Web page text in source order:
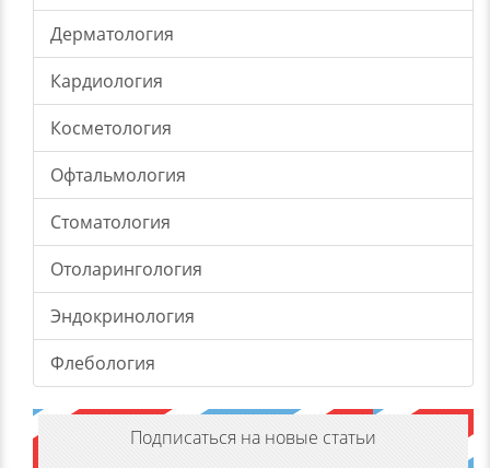
Дерматология
Кардиология
Косметология
Офтальмология
Стоматология
Отоларингология
Эндокринология
Флебология
Подписаться на новые статьи